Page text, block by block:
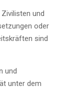
und
oder
sind
und
unter dem